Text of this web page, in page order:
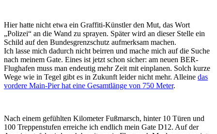
Hier hatte nicht etwa ein Graffiti-Künstler den Mut, das Wort
„Polizei“ an die Wand zu sprayen. Später wird an dieser Stelle ein
Schild auf den Bundesgrenzschutz aufmerksam machen.
Ich lasse mich dadurch nicht beirren und mache mich auf die Suche
nach meinem Gate. Eines ist jetzt schon sicher: am neuen BER-
Flughafen muss man endeutig mehr Zeit mit einplanen. Solch kurze
Wege wie in Tegel gibt es in Zukunft leider nicht mehr. Alleine das
vordere Main-Pier hat eine Gesamtlänge von 750 Meter.
Nach einem gefühlten Kilometer Fußmarsch, hinter 10 Türen und
100 Treppenstufen erreiche ich endlich mein Gate D12. Auf der